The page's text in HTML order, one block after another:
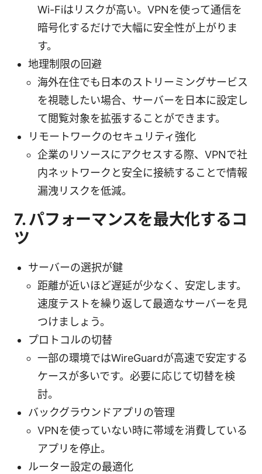
Wi-Fiはリスクが高い。VPNを使って通信を
暗号化するだけで大幅に安全性が上がりま
す。
地理制限の回避
海外在住でも日本のストリーミングサービス
を視聴したい場合、サーバーを日本に設定し
て閲覧対象を拡張することができます。
リモートワークのセキュリティ強化
企業のリソースにアクセスする際、VPNで社
内ネットワークと安全に接続することで情報
漏洩リスクを低減。
7. パフォーマンスを最大化するコ
ツ
サーバーの選択が鍵
距離が近いほど遅延が少なく、安定します。
速度テストを繰り返して最適なサーバーを見
つけましょう。
プロトコルの切替
一部の環境ではWireGuardが高速で安定する
ケースが多いです。必要に応じて切替を検
討。
バックグラウンドアプリの管理
VPNを使っていない時に帯域を消費している
アプリを停止。
ルーター設定の最適化